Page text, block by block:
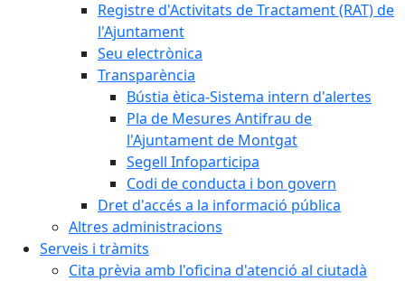
Registre d'Activitats de Tractament (RAT) de
l'Ajuntament
Seu electrònica
Transparència
Bústia ètica-Sistema intern d'alertes
Pla de Mesures Antifrau de
l'Ajuntament de Montgat
Segell Infoparticipa
Codi de conducta i bon govern
Dret d'accés a la informació pública
Altres administracions
Serveis i tràmits
Cita prèvia amb l'oficina d'atenció al ciutadà